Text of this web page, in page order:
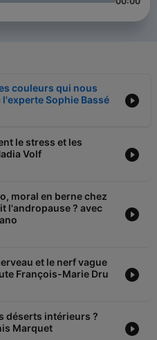
couleurs qui nous
Sophie Bassé
le stress et les
Volf
moral en berne chez
l'andropause ? avec
et le nerf vague
François-Marie Dru
déserts intérieurs ?
Marquet